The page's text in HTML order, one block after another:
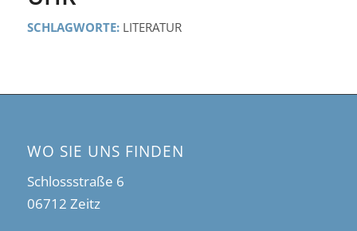
SCHLAGWORTE: LITERATUR
WO SIE UNS FINDEN
Schlossstraße 6
06712 Zeitz